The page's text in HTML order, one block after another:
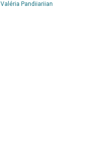
Valéria Pandjiarjian